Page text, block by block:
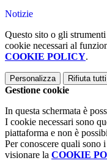
Notizie
Questo sito o gli
cookie necessari al
COOKIE POLICY.
Personalizza Rifiuta tutti
Gestione cookie
In questa schermata è
I cookie necessari sono
piattaforma e non è
Per conoscere quali sono
visionare la COOKIE